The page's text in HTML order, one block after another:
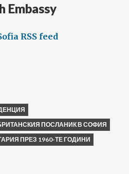
Embassy
RSS feed
ПОСЛАНИК В СОФИЯ
ПРЕЗ 1960-ТЕ ГОДИНИ